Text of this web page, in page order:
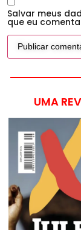
Salvar meus
que eu
UMA